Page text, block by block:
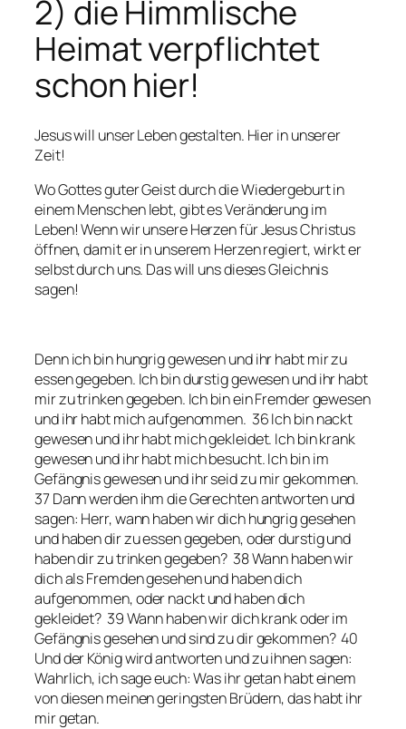
2) die Himmlische
Heimat verpflichtet
schon hier!
Jesus will unser Leben gestalten. Hier in unserer
Zeit!
Wo Gottes guter Geist durch die Wiedergeburt in
einem Menschen lebt, gibt es Veränderung im
Leben! Wenn wir unsere Herzen für Jesus Christus
öffnen, damit er in unserem Herzen regiert, wirkt er
selbst durch uns. Das will uns dieses Gleichnis
sagen!
Denn ich bin hungrig gewesen und ihr habt mir zu
essen gegeben. Ich bin durstig gewesen und ihr habt
mir zu trinken gegeben. Ich bin ein Fremder gewesen
und ihr habt mich aufgenommen. 36 Ich bin nackt
gewesen und ihr habt mich gekleidet. Ich bin krank
gewesen und ihr habt mich besucht. Ich bin im
Gefängnis gewesen und ihr seid zu mir gekommen.
37 Dann werden ihm die Gerechten antworten und
sagen: Herr, wann haben wir dich hungrig gesehen
und haben dir zu essen gegeben, oder durstig und
haben dir zu trinken gegeben? 38 Wann haben wir
dich als Fremden gesehen und haben dich
aufgenommen, oder nackt und haben dich
gekleidet? 39 Wann haben wir dich krank oder im
Gefängnis gesehen und sind zu dir gekommen? 40
Und der König wird antworten und zu ihnen sagen:
Wahrlich, ich sage euch: Was ihr getan habt einem
von diesen meinen geringsten Brüdern, das habt ihr
mir getan.